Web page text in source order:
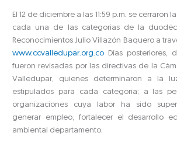
El 12 de diciembre a las 11:59 p.m. se cerraron
cada una de las categorías de la
Reconocimientos Julio Villazón Baquero a
www.ccvalledupar.org.co Días posteriores,
fueron revisadas por las directivas de la
Valledupar, quienes determinaron a la
estipulados para cada categoría; a las
organizaciones cuya labor ha sido
generar empleo, fortalecer el desarrollo
ambiental departamento.